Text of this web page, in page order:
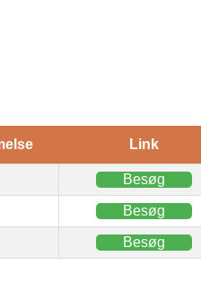
Link
Besøg
Besøg
Besøg